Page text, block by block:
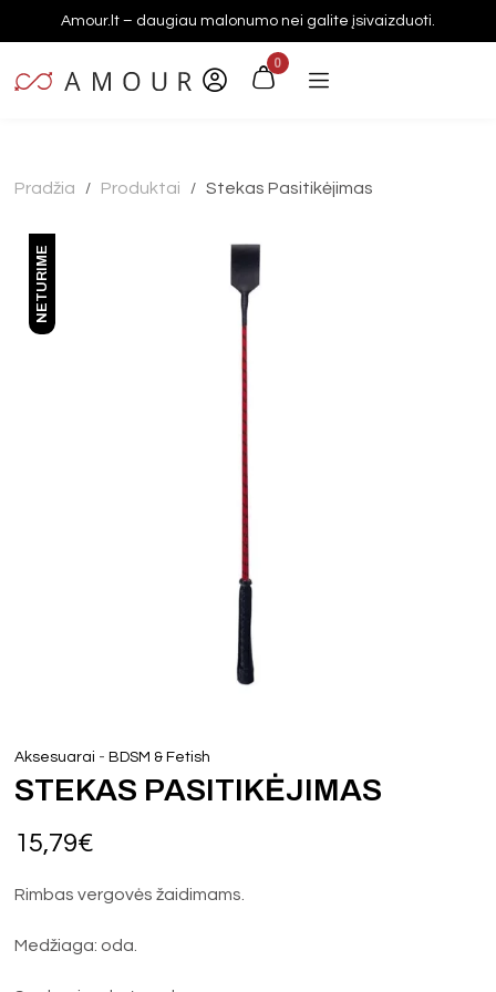
Amour.lt – daugiau malonumo nei galite įsivaizduoti.
0
Pradžia / Produktai / Stekas Pasitikėjimas
NETURIME
Aksesuarai -BDSM & Fetish
STEKAS PASITIKĖJIMAS
15,79€
Rimbas vergovės žaidimams.
Medžiaga: oda.